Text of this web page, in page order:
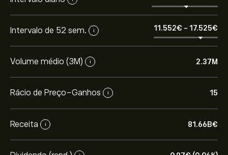
Intervalo de 52 sem. i 11.552‎€‎ - 17.525‎€‎
Volume médio (3M) i 2.37M
Rácio de Preço-Ganhos i 15
Receita i 81.66B‎€‎